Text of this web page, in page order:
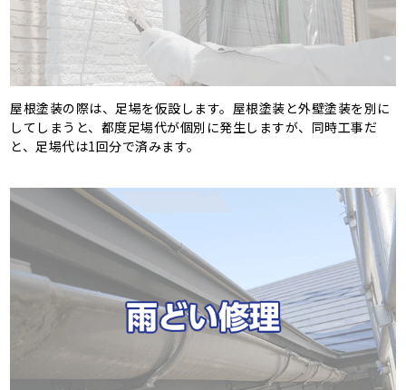
屋根塗装の際は、足場を仮設します。屋根塗装と外壁塗装を別に
してしまうと、都度足場代が個別に発生しますが、同時工事だ
と、足場代は1回分で済みます。